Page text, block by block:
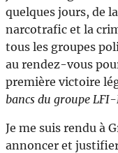
quelques jours, de
narcotrafic et la
tous les groupes
au rendez-vous
première victoire
bancs du groupe
Je me suis rendu à
annoncer et